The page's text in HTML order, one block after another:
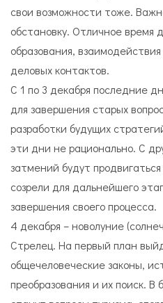
свои возможности тоже.
обстановку. Отличное время
образования,
деловых контактов.
С 1 по 3 декабря последние
для завершения старых
разработки будущих
эти дни не рационально. С
затмений будут
созрели для дальнейшего
завершения своего процесса.
4 декабря – новолуние
Стрелец. На первый план
общечеловеческие законы,
преобразования и их поиск.